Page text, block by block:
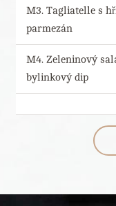
M3. Tagliatelle s
parmezán
M4. Zeleninový
bylinkový dip